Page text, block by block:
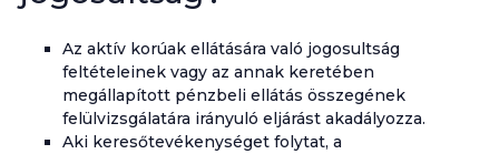
Az aktív korúak ellátására való jogosultság
feltételeinek vagy az annak keretében
megállapított pénzbeli ellátás összegének
felülvizsgálatára irányuló eljárást akadályozza.
Aki keresőtevékenységet folytat, a